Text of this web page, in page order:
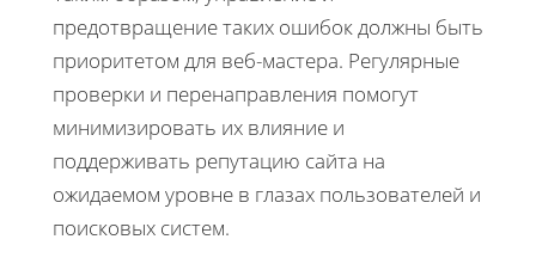
предотвращение таких ошибок должны быть
приоритетом для веб-мастера. Регулярные
проверки и перенаправления помогут
минимизировать их влияние и
поддерживать репутацию сайта на
ожидаемом уровне в глазах пользователей и
поисковых систем.